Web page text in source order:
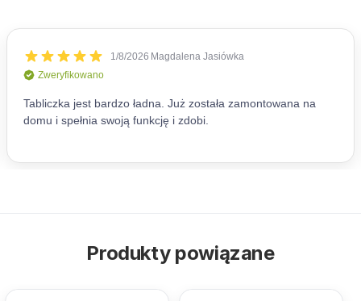
Produkty powiązane